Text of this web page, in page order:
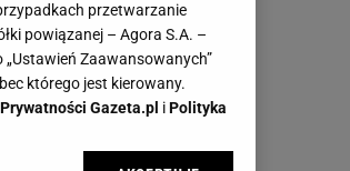
przetwarzanie
powiązanej – Agora S.A. –
Zaawansowanych”
którego jest kierowany.
Gazeta.pl iPolityka